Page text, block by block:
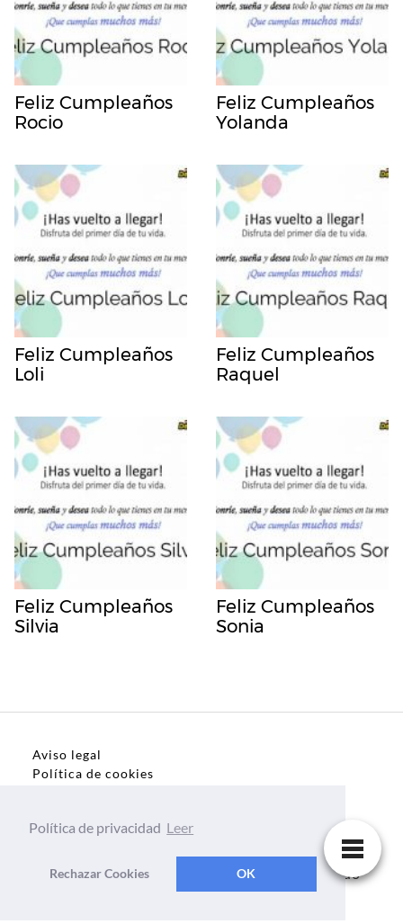
Feliz Cumpleaños
Rocio
Feliz Cumpleaños
Yolanda
Feliz Cumpleaños
Loli
Feliz Cumpleaños
Raquel
Feliz Cumpleaños
Silvia
Feliz Cumpleaños
Sonia
Aviso legal
Política de cookies
Dedicatorias, frases, textos para todo el mundo
Política de privacidad Leer
Rechazar Cookies OK